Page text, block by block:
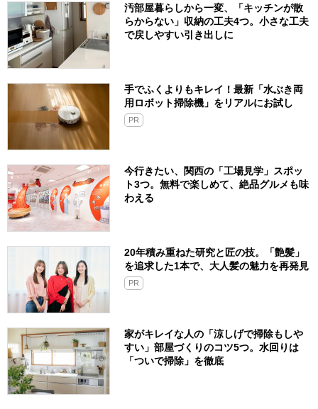
汚部屋暮らしから一変、「キッチンが散
らからない」収納の工夫4つ。小さな工夫
で戻しやすい引き出しに
手でふくよりもキレイ！最新「水ぶき両
用ロボット掃除機」をリアルにお試し
PR
今行きたい、関西の「工場見学」スポッ
ト3つ。無料で楽しめて、絶品グルメも味
わえる
20年積み重ねた研究と匠の技。「艶髪」
を追求した1本で、大人髪の魅力を再発見
PR
家がキレイな人の「涼しげで掃除もしや
すい」部屋づくりのコツ5つ。水回りは
「ついで掃除」を徹底